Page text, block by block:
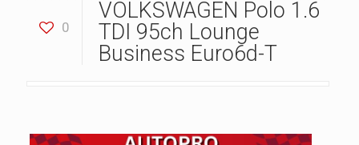
0
VOLKSWAGEN Polo 1.6
TDI 95ch Lounge
Business Euro6d-T